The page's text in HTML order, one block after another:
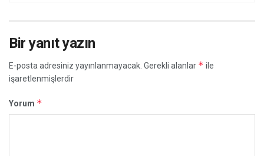
Bir yanıt yazın
E-posta adresiniz yayınlanmayacak. Gerekli alanlar * ile
işaretlenmişlerdir
Yorum *